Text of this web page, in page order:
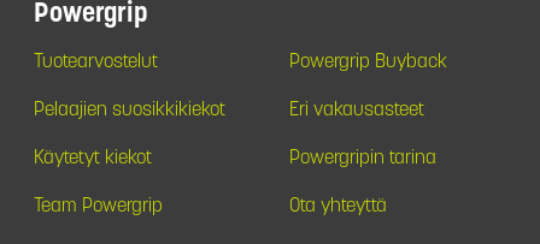
Powergrip
Tuotearvostelut Powergrip Buyback
Pelaajien suosikkikiekot Eri vakausasteet
Käytetyt kiekot Powergripin tarina
Team Powergrip Ota yhteyttä